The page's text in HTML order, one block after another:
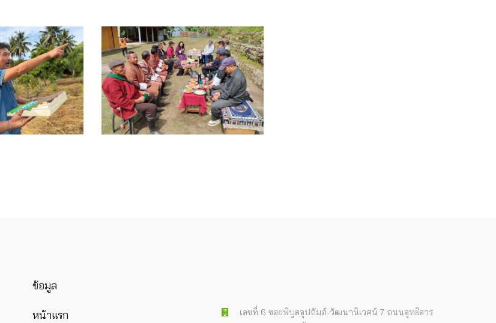
ข้อมูล
หน้าแรก
เลขที่ 6 ซอยพิบูลอุปถัมภ์-วัฒนานิเวศน์ 7 ถนนสุทธิสาร